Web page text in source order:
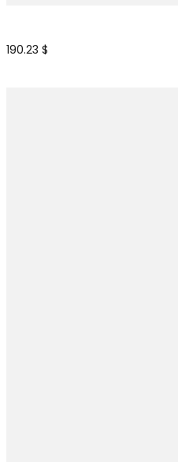
190.23 $